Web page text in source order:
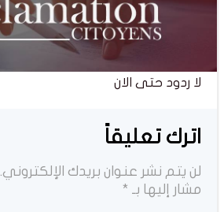
لا ردود حتى الان
اترك تعليقاً
لن يتم نشر عنوان بريدك الإلكتروني.
مشار إليها بـ *